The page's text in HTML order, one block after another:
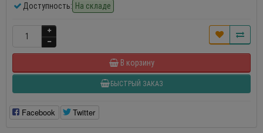
Доступность: На складе
В корзину
БЫСТРЫЙ ЗАКАЗ
Facebook Twitter